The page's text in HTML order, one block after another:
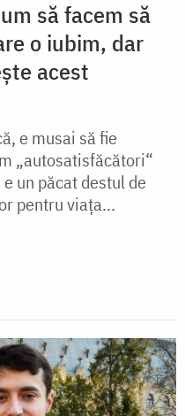
să facem să
o iubim, dar
acest
e musai să fie
„autosatisfăcători“
un păcat destul de
pentru viața...